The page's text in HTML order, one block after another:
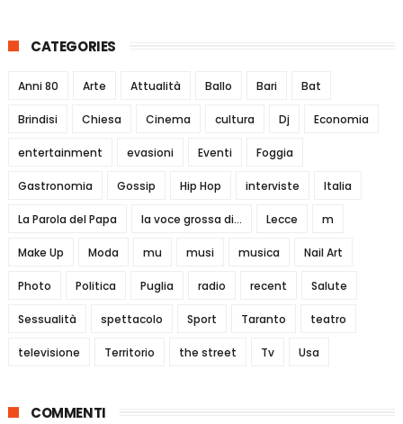
CATEGORIES
Anni 80 Arte Attualità Ballo Bari Bat
Brindisi Chiesa Cinema cultura Dj Economia
entertainment evasioni Eventi Foggia
Gastronomia Gossip Hip Hop interviste Italia
La Parola del Papa la voce grossa di... Lecce m
Make Up Moda mu musi musica Nail Art
Photo Politica Puglia radio recent Salute
Sessualità spettacolo Sport Taranto teatro
televisione Territorio the street Tv Usa
COMMENTI